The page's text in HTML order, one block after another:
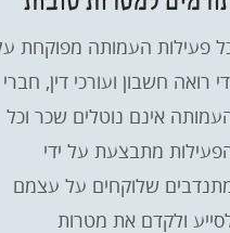
פעילות העמותה מפוקחת
רואה חשבון ועורכי דין, חברי
אינם נוטלים שכר וכל
מתבצעת על ידי
שלוקחים על עצמם
ולקדם את מטרות